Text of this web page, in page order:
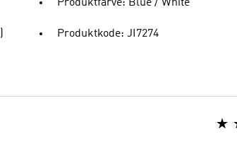
Produktfarve: Blue / White
Produktkode: JI7274